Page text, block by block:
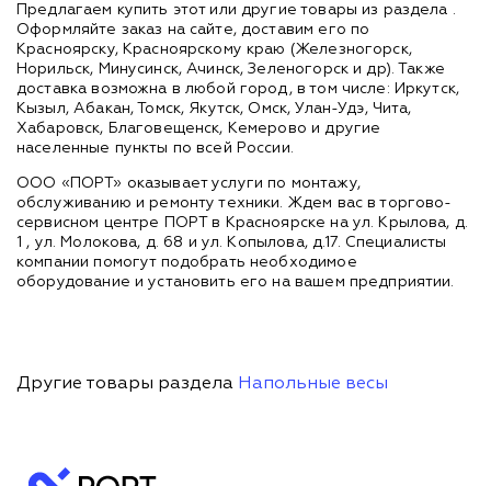
Предлагаем купить этот или другие товары из раздела .
Оформляйте заказ на сайте, доставим его по
Красноярску, Красноярскому краю (Железногорск,
Норильск, Минусинск, Ачинск, Зеленогорск и др). Также
доставка возможна в любой город, в том числе: Иркутск,
Кызыл, Абакан, Томск, Якутск, Омск, Улан-Удэ, Чита,
Хабаровск, Благовещенск, Кемерово и другие
населенные пункты по всей России.
ООО «ПОРТ» оказывает услуги по монтажу,
обслуживанию и ремонту техники. Ждем вас в торгово-
сервисном центре ПОРТ в Красноярске на ул. Крылова, д.
1 , ул. Молокова, д. 68 и ул. Копылова, д.17. Специалисты
компании помогут подобрать необходимое
оборудование и установить его на вашем предприятии.
Другие товары раздела Напольные весы